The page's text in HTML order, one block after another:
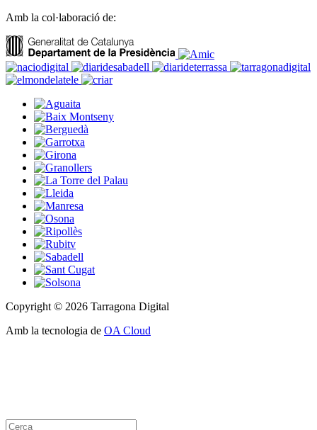
Amb la col·laboració de:
Copyright © 2026 Tarragona Digital
Amb la tecnologia de OA Cloud